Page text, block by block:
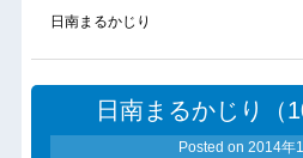
日南まるかじり
日南まるかじり（
Posted on 2014年